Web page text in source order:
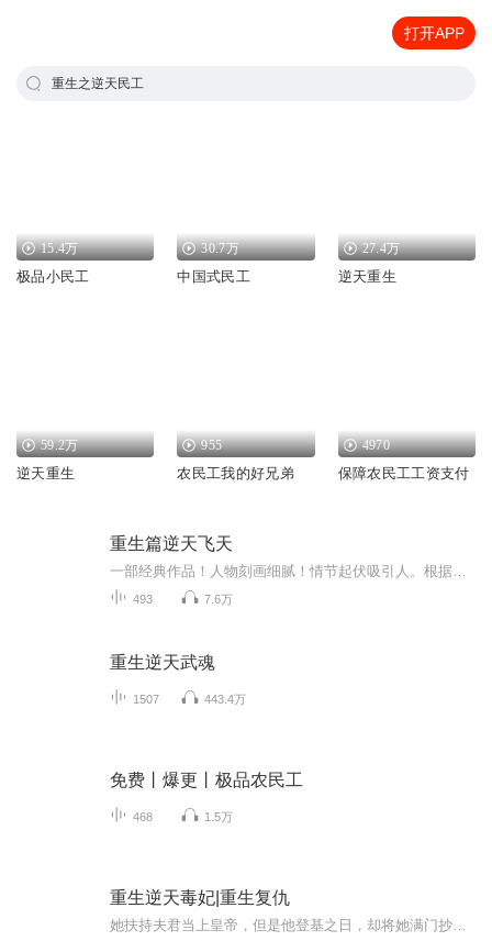
打开APP
重生之逆天民工
15.4万
极品小民工
30.7万
中国式民工
27.4万
逆天重生
59.2万
逆天重生
955
农民工我的好兄弟
4970
保障农民工工资支付
重生篇逆天飞天
493 7.6万
重生逆天武魂
1507 443.4万
免费丨爆更丨极品农民工
468 1.5万
重生逆天毒妃|重生复仇